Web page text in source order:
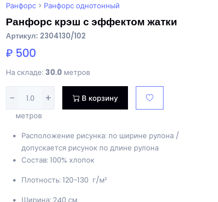
Ранфорс > Ранфорс однотонный
Ранфорс крэш с эффектом жатки
Артикул: 2304130/102
₽ 500
На складе: 30.0 метров
- +
В корзину
метров
Расположение рисунка: по ширине рулона /
допускается рисунок по длине рулона
Состав: 100% хлопок
Плотность: 120-130 г/м²
Ширина: 240 см.